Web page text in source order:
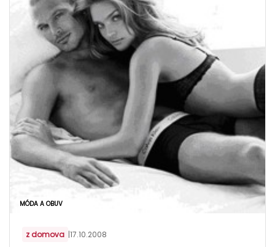
MÓDA A OBUV
z domova |17.10.2008